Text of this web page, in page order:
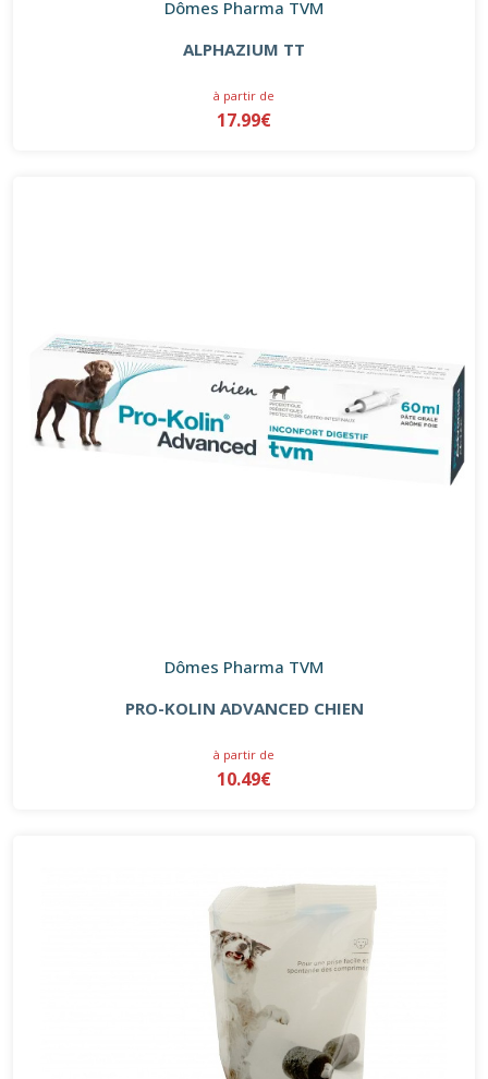
Dômes Pharma TVM
ALPHAZIUM TT
à partir de
17.99€
Dômes Pharma TVM
PRO-KOLIN ADVANCED CHIEN
à partir de
10.49€